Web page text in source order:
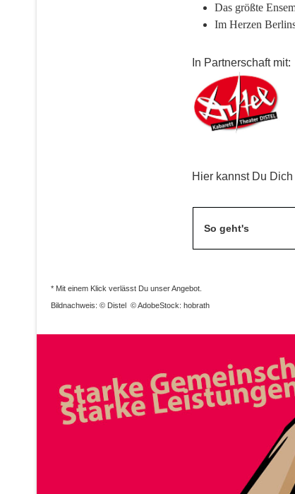
Das größte
Im Herzen
In Partnerschaft mit:
Hier kannst Du
So geht's
* Mit einem Klick verlässt Du unser Angebot.
Bildnachweis: © Distel © AdobeStock: hobrath